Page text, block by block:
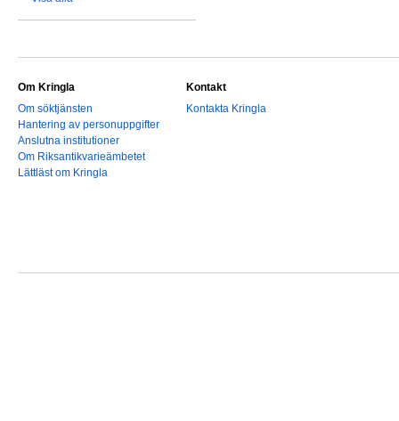
Om Kringla
Om söktjänsten
Hantering av personuppgifter
Anslutna institutioner
Om Riksantikvarieämbetet
Lättläst om Kringla
Kontakt
Kontakta Kringla